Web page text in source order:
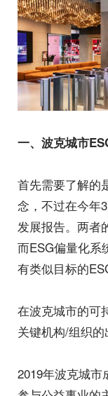
一、波克城市
首先需要了解的
念，不过在今年
发展报告。两者
而ESG偏量化系
有类似目标的
在波克城市的可
关键机构/组织的
2019年波克城